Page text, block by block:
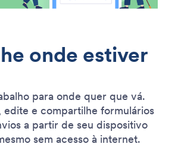
onde estiver
para onde quer que vá.
edite e compartilhe formulários
a partir de seu dispositivo
sem acesso à internet.